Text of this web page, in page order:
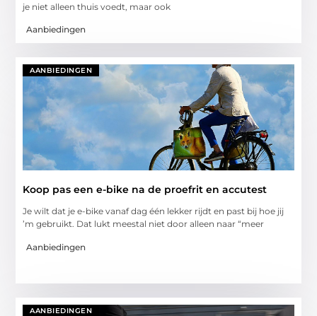
je niet alleen thuis voedt, maar ook
Aanbiedingen
AANBIEDINGEN
Koop pas een e-bike na de proefrit en accutest
Je wilt dat je e-bike vanaf dag één lekker rijdt en past bij hoe jij
’m gebruikt. Dat lukt meestal niet door alleen naar “meer
Aanbiedingen
AANBIEDINGEN